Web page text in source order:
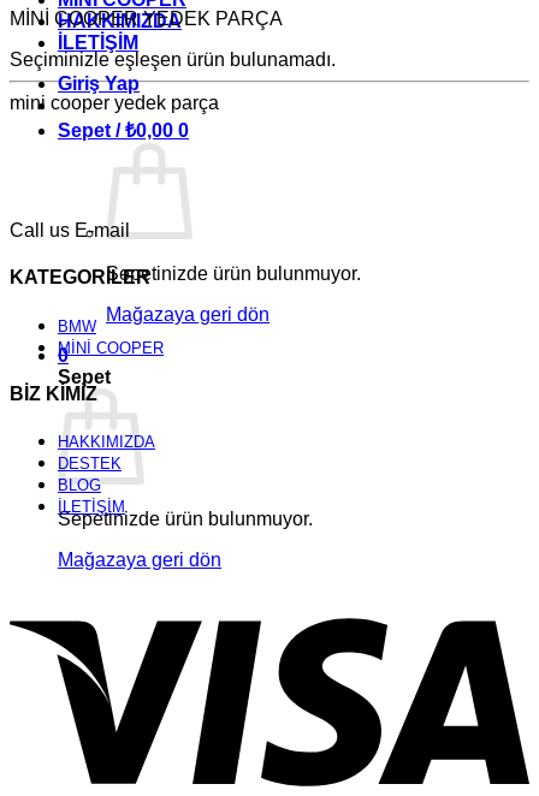
HAKKIMIZDA
İLETİŞİM
Giriş Yap
Sepet /₺0,00 0
Sepetinizde ürün bulunmuyor.
Mağazaya geri dön
0
Sepet
Sepetinizde ürün bulunmuyor.
Mağazaya geri dön
MİNİ COOPER YEDEK PARÇA
Seçiminizle eşleşen ürün bulunamadı.
mini cooper yedek parça
Call us E-mail
KATEGORİLER
BMW
MİNİ COOPER
BİZ KİMİZ
HAKKIMIZDA
DESTEK
BLOG
İLETİŞİM